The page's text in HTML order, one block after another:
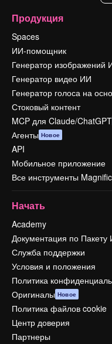
Продукция
Spaces
ИИ-помощник
Генератор изображений
Генератор видео ИИ
Генератор голоса на
Стоковый контент
MCP для Claude/ChatGPT
Агенты Новое
API
Мобильное приложение
Все инструменты Magnific
Начать
Academy
Документация по Пакету
Служба поддержки
Условия и положения
Политика
Оригиналы Новое
Политика файлов cookie
Центр доверия
Партнеры